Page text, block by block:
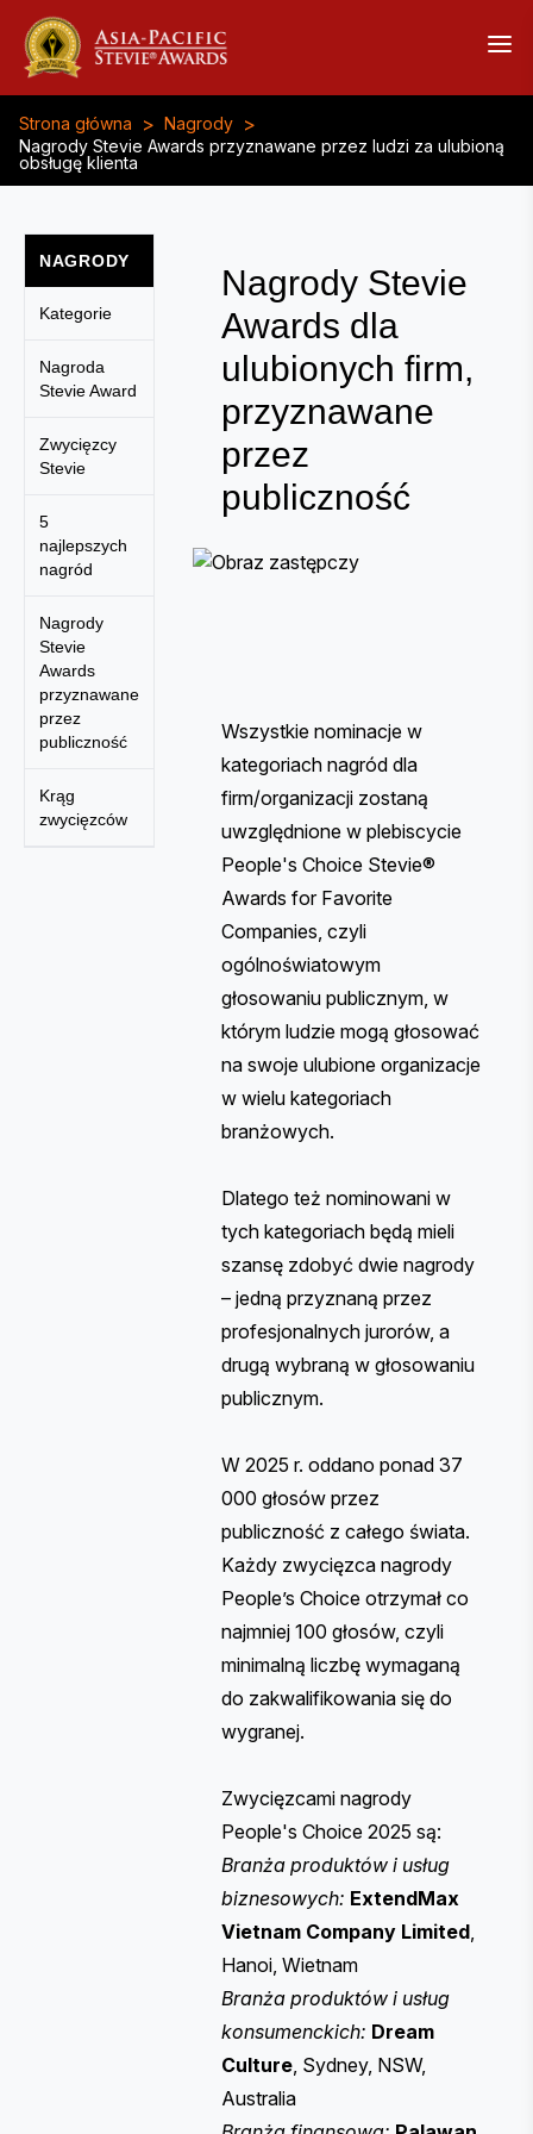
Strona główna > Nagrody >
Nagrody Stevie Awards przyznawane przez ludzi za ulubioną
obsługę klienta
NAGRODY
Kategorie
Nagroda
Stevie Award
Zwycięzcy
Stevie
5
najlepszych
nagród
Nagrody
Stevie
Awards
przyznawane
przez
publiczność
Krąg
zwycięzców
Nagrody Stevie
Awards dla
ulubionych firm,
przyznawane
przez
publiczność
Wszystkie nominacje w
kategoriach nagród dla
firm/organizacji zostaną
uwzględnione w plebiscycie
People's Choice Stevie®
Awards for Favorite
Companies, czyli
ogólnoświatowym
głosowaniu publicznym, w
którym ludzie mogą głosować
na swoje ulubione organizacje
w wielu kategoriach
branżowych.
Dlatego też nominowani w
tych kategoriach będą mieli
szansę zdobyć dwie nagrody
– jedną przyznaną przez
profesjonalnych jurorów, a
drugą wybraną w głosowaniu
publicznym.
W 2025 r. oddano ponad 37
000 głosów przez
publiczność z całego świata.
Każdy zwycięzca nagrody
People’s Choice otrzymał co
najmniej 100 głosów, czyli
minimalną liczbę wymaganą
do zakwalifikowania się do
wygranej.
Zwycięzcami nagrody
People's Choice 2025 są:
Branża produktów i usług
biznesowych: ExtendMax
Vietnam Company Limited
Hanoi, Wietnam
Branża produktów i usług
konsumenckich: Dream
Culture , Sydney, NSW,
Australia